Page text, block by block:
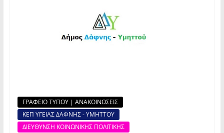
ΓΡΑΦΕΙΟ ΤΥΠΟΥ | ΑΝΑΚΟΙΝΩΣΕΙΣ
ΚΕΠ ΥΓΕΙΑΣ ΔΑΦΝΗΣ - ΥΜΗΤΤΟΥ
ΔΙΕΥΘΥΝΣΗ ΚΟΙΝΩΝΙΚΗΣ ΠΟΛΙΤΙΚΗΣ